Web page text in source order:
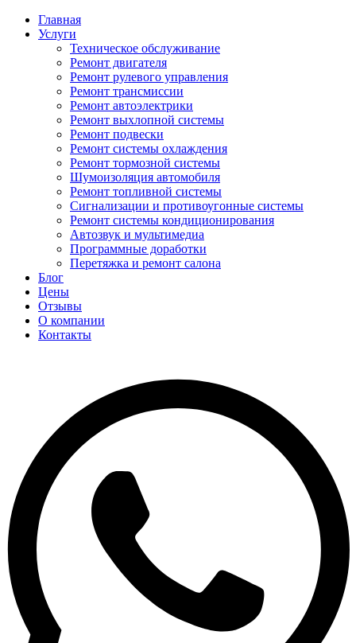
Главная
Услуги
Техническое обслуживание
Ремонт двигателя
Ремонт рулевого управления
Ремонт трансмиссии
Ремонт автоэлектрики
Ремонт выхлопной системы
Ремонт подвески
Ремонт системы охлаждения
Ремонт тормозной системы
Шумоизоляция автомобиля
Ремонт топливной системы
Сигнализации и противоугонные системы
Ремонт системы кондиционирования
Автозвук и мультимедиа
Программные доработки
Перетяжка и ремонт салона
Блог
Цены
Отзывы
О компании
Контакты